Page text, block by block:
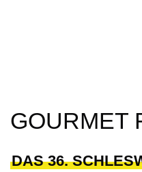
GOURMET
DAS 36.